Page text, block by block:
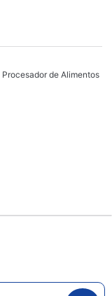
Procesador de Alimentos